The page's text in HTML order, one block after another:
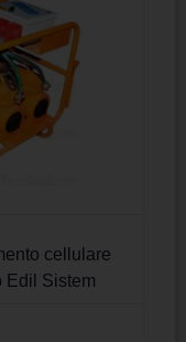
cellulare
Edil Sistem